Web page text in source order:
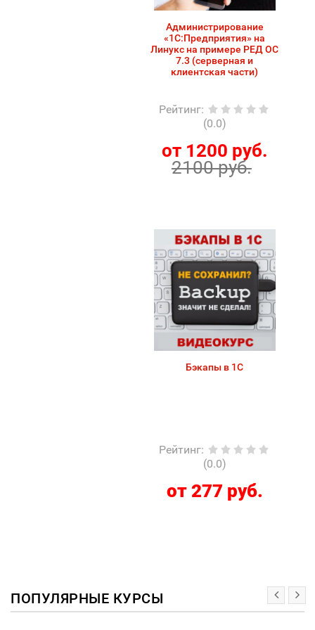
Администрирование
«1С:Предприятия» на
Линукс на примере РЕД ОС
7.3 (серверная и
клиентская части)
Рейтинг:
(0.0)
от 1200 руб.
2100 руб.
Бэкапы в 1С
Рейтинг:
(0.0)
от 277 руб.
ПОПУЛЯРНЫЕ КУРСЫ